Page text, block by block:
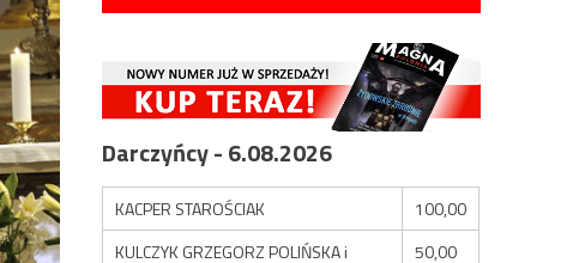
Darczyńcy - 6.08.2026
KACPER STAROŚCIAK
100,00
KULCZYK GRZEGORZ POLIŃSKA i
50,00